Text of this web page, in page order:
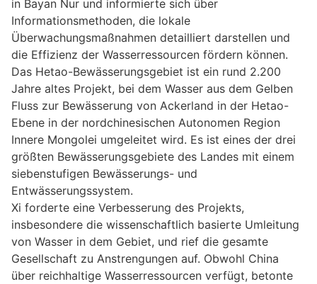
in Bayan Nur und informierte sich über
Informationsmethoden, die lokale
Überwachungsmaßnahmen detailliert darstellen und
die Effizienz der Wasserressourcen fördern können.
Das Hetao-Bewässerungsgebiet ist ein rund 2.200
Jahre altes Projekt, bei dem Wasser aus dem Gelben
Fluss zur Bewässerung von Ackerland in der Hetao-
Ebene in der nordchinesischen Autonomen Region
Innere Mongolei umgeleitet wird. Es ist eines der drei
größten Bewässerungsgebiete des Landes mit einem
siebenstufigen Bewässerungs- und
Entwässerungssystem.
Xi forderte eine Verbesserung des Projekts,
insbesondere die wissenschaftlich basierte Umleitung
von Wasser in dem Gebiet, und rief die gesamte
Gesellschaft zu Anstrengungen auf. Obwohl China
über reichhaltige Wasserressourcen verfügt, betonte